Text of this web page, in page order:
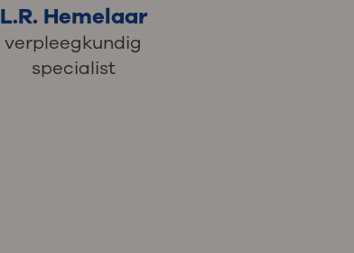
L.R. Hemelaar
verpleegkundig
specialist